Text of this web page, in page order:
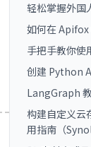
轻松掌握外国
如何在 Apifox
手把手教你使
创建 Python
LangGraph
构建自定义云
用指南（